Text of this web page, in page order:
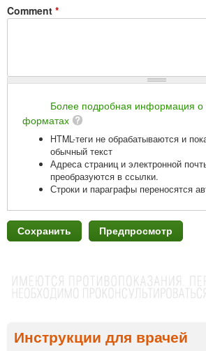
Comment *
Более подробная информация о
форматах
HTML-теги не обрабатываются и
обычный текст
Адреса страниц и электронной
преобразуются в ссылки.
Строки и параграфы переносятся
Инструкции для врачей